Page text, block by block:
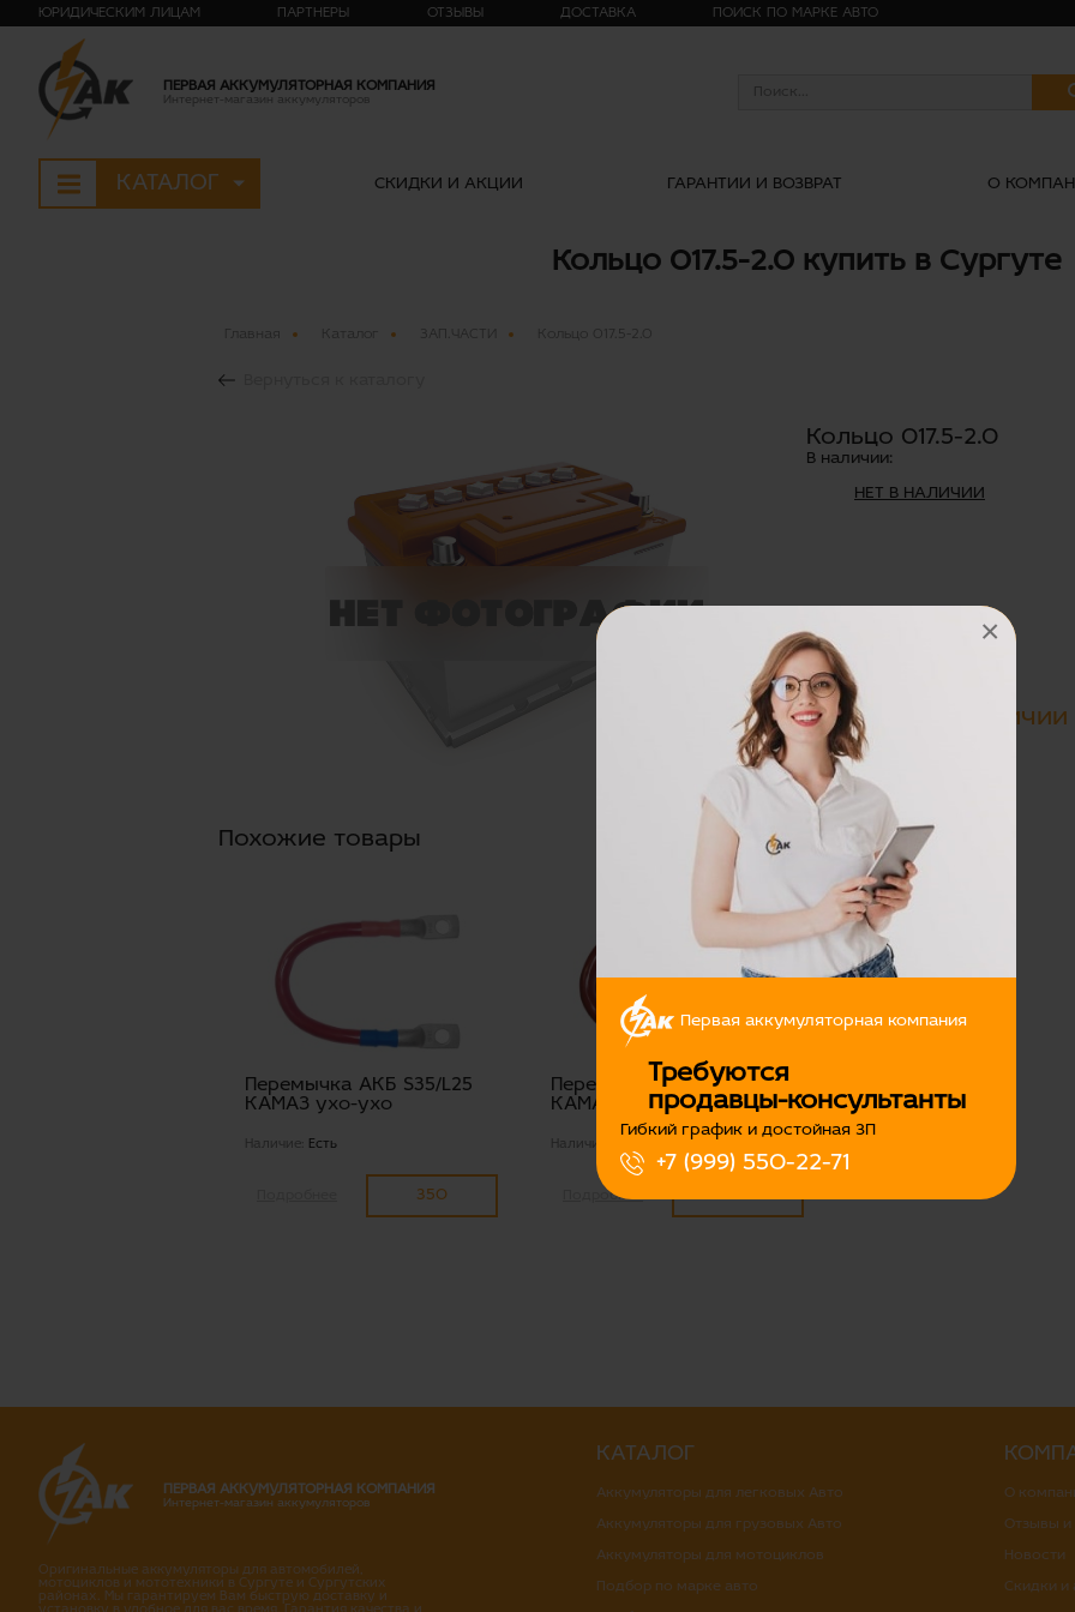
Первая аккумуляторная компания
Требуются
продавцы-консультанты
Гибкий график и достойная ЗП
+7 (999) 550-22-71
×
ЮРИДИЧЕСКИМ ЛИЦАМ ПАРТНЕРЫ ОТЗЫВЫ ДОСТАВКА ПОИСК ПО МАРКЕ АВТО
ПЕРВАЯ АККУМУЛЯТОРНАЯ КОМПАНИЯ
Интернет-магазин аккумуляторов
КАТАЛОГ СКИДКИ И АКЦИИ ГАРАНТИИ И ВОЗВРАТ О
Кольцо 017.5-2.0 купить в Сургуте
Главная ЗАП.ЧАСТИ Кольцо 017.5-2.0
Кольцо 017.5-2.0
В наличии:
НЕТ В НАЛИЧИИ
Цена: Нет в наличии
Похожие товары
Перемычка АКБ S35/L25
КАМАЗ ухо-ухо
Наличие: Есть
350
Перемычка АКБ S35/L45
КАМАЗ ухо-ухо
Наличие:
Подробнее 800
ПЕРВАЯ АККУМУЛЯТОРНАЯ КОМПАНИЯ
Интернет-магазин аккумуляторов
Оригинальные аккумуляторы для автомобилей,
мотоциклов и мототехники в Сургуте и Сургутских
районах. Мы гарантируем Вам быструю доставку и
КАТАЛОГ
Аккумуляторы для легковых Авто
Аккумуляторы для грузовых Авто
Аккумуляторы для мотоциклов
Подбор по марке авто
О
Отзывы
Новости
Скидки и